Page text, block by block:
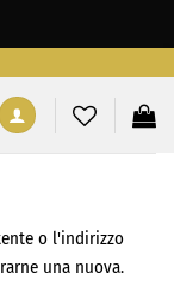
o l'indirizzo
una nuova.